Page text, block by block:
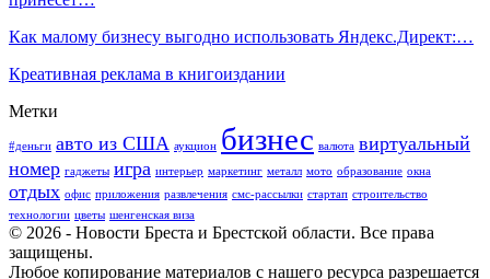
Как малому бизнесу выгодно использовать Яндекс.Директ:…
Креативная реклама в книгоиздании
Метки
#деньги авто из США аукцион бизнес валюта виртуальный
номер гаджеты игра интерьер маркетинг металл мото образование окна
отдых офис приложения развлечения смс-рассылки стартап строительство
технологии цветы шенгенская виза
© 2026 - Новости Бреста и Брестской области. Все права
защищены.
Любое копирование материалов с нашего ресурса разрешается